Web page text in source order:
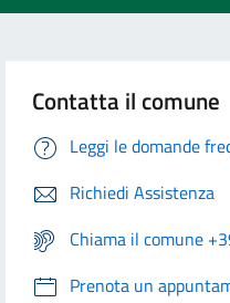
Contatta il comune
Leggi le domande
Richiedi Assistenza
Chiama il comune
Prenota un